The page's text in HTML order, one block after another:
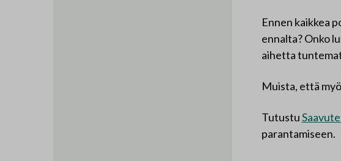
Ennen kaikkea
ennalta? Onko
aihetta
Muista, että
Tutustu
parantamiseen.